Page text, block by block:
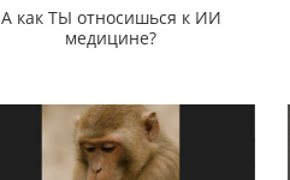
А как ТЫ относишься к ИИ
медицине?